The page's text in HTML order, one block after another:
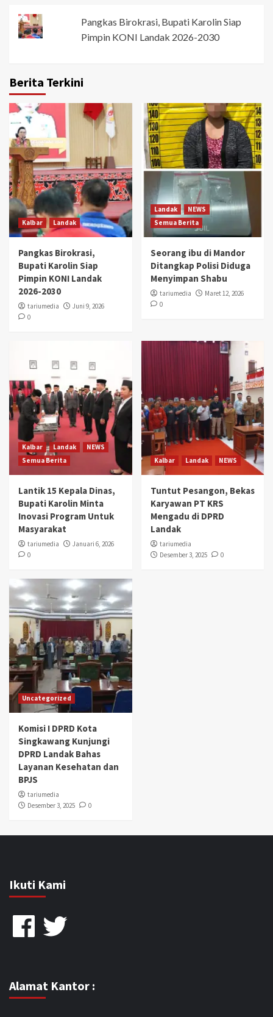
Pangkas Birokrasi, Bupati Karolin Siap
Pimpin KONI Landak 2026-2030
Berita Terkini
Kalbar Landak
Pangkas Birokrasi,
Bupati Karolin Siap
Pimpin KONI Landak
2026-2030
tariumedia
Juni 9, 2026
0
Landak
NEWS
Semua Berita
Seorang ibu di Mandor
Ditangkap Polisi Diduga
Menyimpan Shabu
tariumedia
Maret 12, 2026
0
Kalbar Landak
NEWS
Semua Berita
Lantik 15 Kepala Dinas,
Bupati Karolin Minta
Inovasi Program Untuk
Masyarakat
tariumedia
Januari 6, 2026
0
Kalbar Landak NEWS
Tuntut Pesangon, Bekas
Karyawan PT KRS
Mengadu di DPRD
Landak
tariumedia
Desember 3, 2025
0
Uncategorized
Komisi I DPRD Kota
Singkawang Kunjungi
DPRD Landak Bahas
Layanan Kesehatan dan
BPJS
tariumedia
Desember 3, 2025
0
Ikuti Kami
FacebookTwitter
Alamat Kantor :